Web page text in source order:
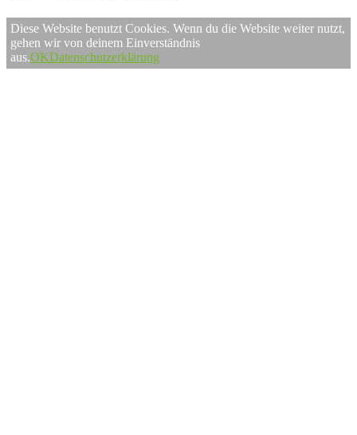
Diese Website benutzt Cookies. Wenn du die Website weiter nutzt,
gehen wir von deinem Einverständnis
aus.OKDatenschutzerklärung